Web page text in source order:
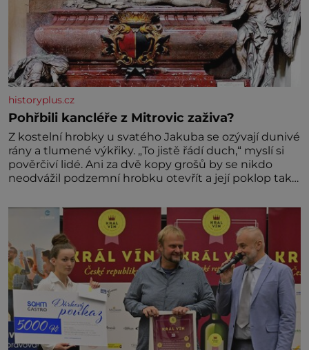
historyplus.cz
Pohřbili kancléře z Mitrovic zaživa?
Z kostelní hrobky u svatého Jakuba se ozývají dunivé
rány a tlumené výkřiky. „To jistě řádí duch,“ myslí si
pověrčiví lidé. Ani za dvě kopy grošů by se nikdo
neodvážil podzemní hrobku otevřít a její poklop tak
divné burácení skutečně ustane. Když o mnoho let
později hrobku